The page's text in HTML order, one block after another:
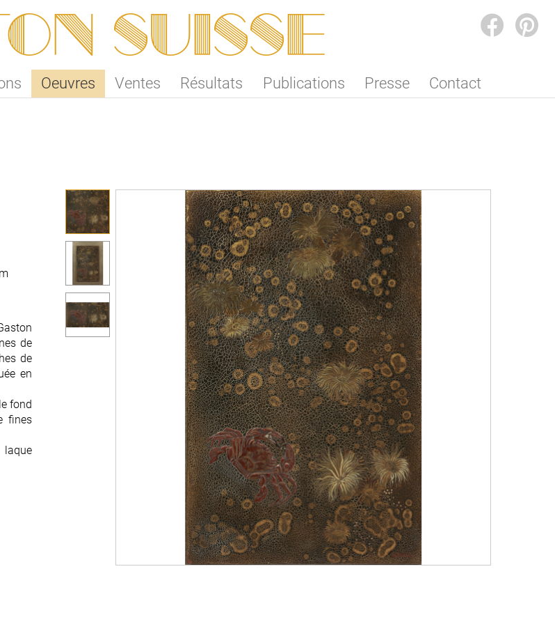
SUISSE
Oeuvres Ventes Résultats Publications Presse Contact
de
de
en
fond
fines
laque
de
de
en
fond
fines
laque